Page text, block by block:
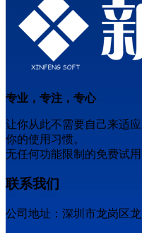
专业，专注，专心
让你从此不需要自己来适
你的使用习惯。
无任何功能限制的免费试
联系我们
公司地址：深圳市龙岗区